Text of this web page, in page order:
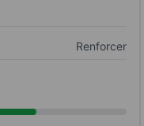
Renforcer